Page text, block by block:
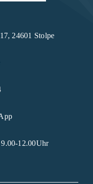
24601 Stolpe
12.00Uhr